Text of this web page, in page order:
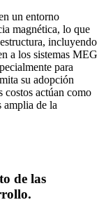
un entorno
magnética, lo que
incluyendo
a los sistemas MEG
para
su adopción
costos actúan como
amplia de la
de las